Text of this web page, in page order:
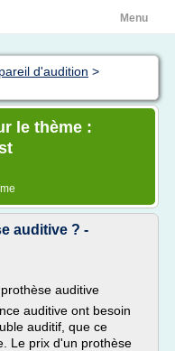
Menu
d'audition >
le thème :
auditive ? -
auditive
auditive ont besoin
auditif, que ce
Le prix d'un prothèse